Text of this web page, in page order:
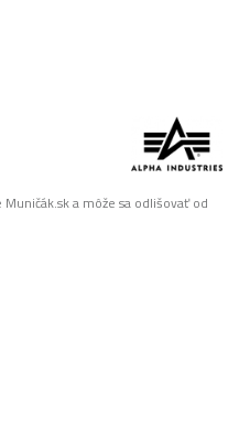
a môže sa odlišovať od